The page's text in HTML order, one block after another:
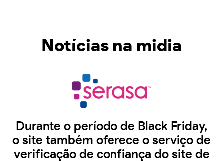
Notícias na midia
Durante o período de Black Friday,
o site também oferece o serviço de
verificação de confiança do site de